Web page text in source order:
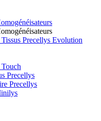
Precellys Evolution
Precellys
Precellys